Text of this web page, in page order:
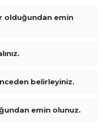
olduğundan emin
belirleyiniz.
emin olunuz.